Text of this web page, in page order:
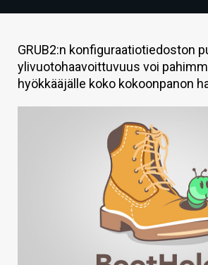
HINTA.FI
KAUPPA
VAIHDA TEEMA
GRUB2:n konfiguraatiotiedoston
ylivuotohaavoittuvuus voi
hyökkääjälle koko kokoonpanon